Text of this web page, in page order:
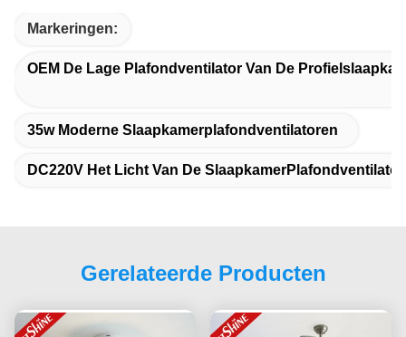
Markeringen:
OEM De Lage Plafondventilator Van De
35w Moderne Slaapkamerplafondventilatoren
DC220V Het Licht Van De SlaapkamerPlafondventilator
Gerelateerde Producten